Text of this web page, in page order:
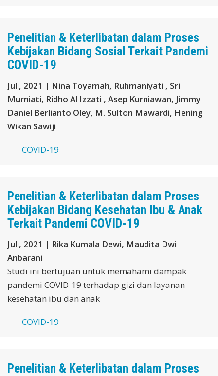
Penelitian & Keterlibatan dalam Proses
Kebijakan Bidang Sosial Terkait Pandemi
COVID-19
Juli, 2021 | Nina Toyamah, Ruhmaniyati , Sri
Murniati, Ridho Al Izzati , Asep Kurniawan, Jimmy
Daniel Berlianto Oley, M. Sulton Mawardi, Hening
Wikan Sawiji
COVID-19
Penelitian & Keterlibatan dalam Proses
Kebijakan Bidang Kesehatan Ibu & Anak
Terkait Pandemi COVID-19
Juli, 2021 | Rika Kumala Dewi, Maudita Dwi
Anbarani
Studi ini bertujuan untuk memahami dampak
pandemi COVID-19 terhadap gizi dan layanan
kesehatan ibu dan anak
COVID-19
Penelitian & Keterlibatan dalam Proses